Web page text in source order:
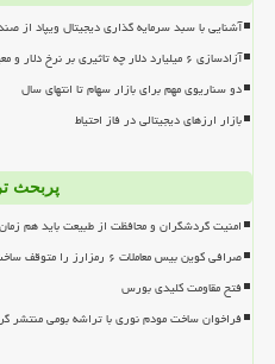
آشنایی با سبد سرمایه گذاری دیجیتال ویپاد از
آزادسازی ۶ میلیارد دلار چه تاثیری بر نرخ دلار و معیشت مردم دارد؟
دو سناریوی مهم برای بازار سهام تا انتهای سال
بازار ارزهای دیجیتالی در فاز احتیاط
پربحث
امنیت گردشگران و محافظت از طبیعت باید هم
صرافی کوین بیس معاملات ۶ رمزارز را متوقف ساخت
فتح مقاومت کلیدی بورس
فراخوان ساخت مودم نوری با تراشه بومی منتشر